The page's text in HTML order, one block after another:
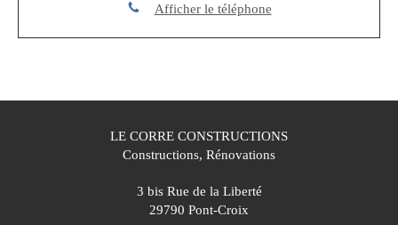
Afficher le téléphone
LE CORRE CONSTRUCTIONS
Constructions, Rénovations
3 bis Rue de la Liberté
29790 Pont-Croix